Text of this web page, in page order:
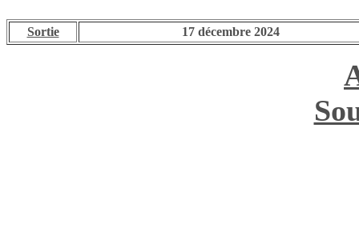
Sortie 17 décembre 2024